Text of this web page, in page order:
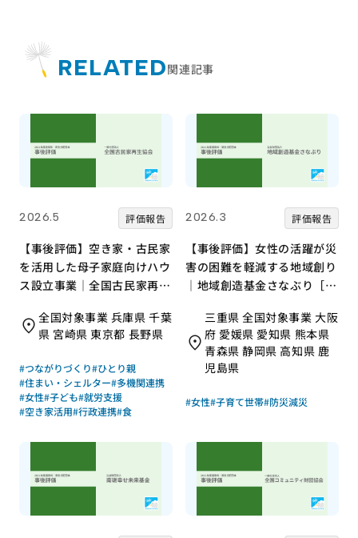
RELATED関連記事
2026.5 評価報告
【事後評価】空き家・古民家
を活用した母子家庭向けハウ
ス設立事業｜全国古民家再生
全国対象事業 兵庫県 千葉
県 宮崎県 東京都 長野県
#つながりづくり#ひとり親
#住まい・シェルター#多機関連携
#女性#子ども#就労支援
#空き家活用#行政連携#食
2026.3 評価報告
【事後評価】女性の活躍が災
害の困難を軽減する地域創り
｜地域創造基金さなぶり［21
三重県 全国対象事業 大阪
府 愛媛県 愛知県 熊本県
青森県 静岡県 高知県 鹿
児島県
#女性#子育て世帯#防災減災